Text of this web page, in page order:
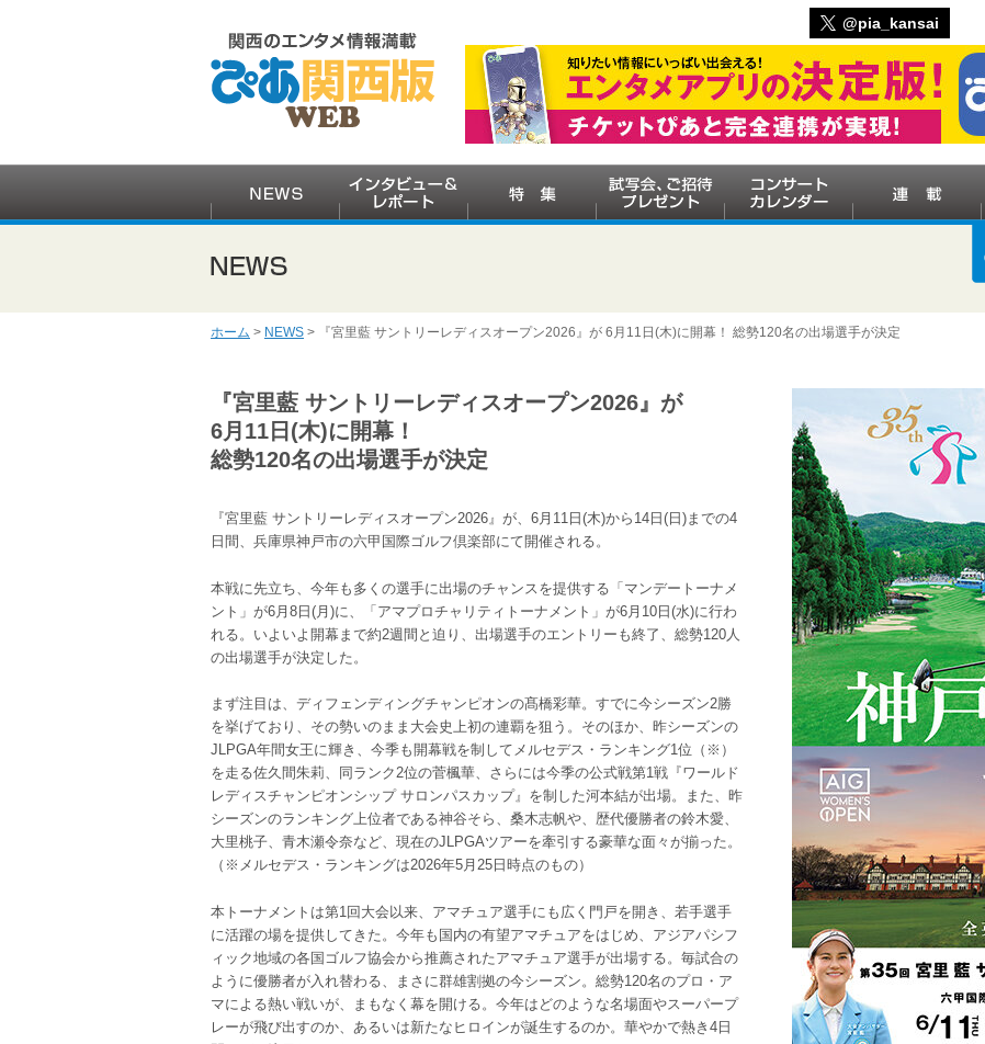
@pia_kansai
ホーム > NEWS > 『宮里藍 サントリーレディスオープン2026』が 6月11日(木)に開幕！ 総勢120名の出場選手が決定
『宮里藍 サントリーレディスオープン2026』が
6月11日(木)に開幕！
総勢120名の出場選手が決定
『宮里藍 サントリーレディスオープン2026』が、6月11日(木)から14日(日)までの4
日間、兵庫県神戸市の六甲国際ゴルフ倶楽部にて開催される。
本戦に先立ち、今年も多くの選手に出場のチャンスを提供する「マンデートーナメ
ント」が6月8日(月)に、「アマプロチャリティトーナメント」が6月10日(水)に行わ
れる。いよいよ開幕まで約2週間と迫り、出場選手のエントリーも終了、総勢120人
の出場選手が決定した。
まず注目は、ディフェンディングチャンピオンの髙橋彩華。すでに今シーズン2勝
を挙げており、その勢いのまま大会史上初の連覇を狙う。そのほか、昨シーズンの
JLPGA年間女王に輝き、今季も開幕戦を制してメルセデス・ランキング1位（※）
を走る佐久間朱莉、同ランク2位の菅楓華、さらには今季の公式戦第1戦『ワールド
レディスチャンピオンシップ サロンパスカップ』を制した河本結が出場。また、昨
シーズンのランキング上位者である神谷そら、桑木志帆や、歴代優勝者の鈴木愛、
大里桃子、青木瀬令奈など、現在のJLPGAツアーを牽引する豪華な面々が揃った。
（※メルセデス・ランキングは2026年5月25日時点のもの）
本トーナメントは第1回大会以来、アマチュア選手にも広く門戸を開き、若手選手
に活躍の場を提供してきた。今年も国内の有望アマチュアをはじめ、アジアパシフ
ィック地域の各国ゴルフ協会から推薦されたアマチュア選手が出場する。毎試合の
ように優勝者が入れ替わる、まさに群雄割拠の今シーズン。総勢120名のプロ・ア
マによる熱い戦いが、まもなく幕を開ける。今年はどのような名場面やスーパープ
レーが飛び出すのか、あるいは新たなヒロインが誕生するのか。華やかで熱き4日